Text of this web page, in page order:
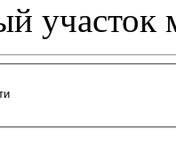
участок